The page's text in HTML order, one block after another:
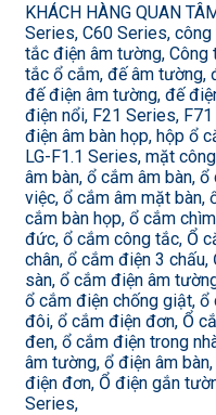
KHÁCH HÀNG QUAN
Series, C60 Series,
tắc điện âm tường, Công
tắc ổ cắm, đế âm tường,
đế điện âm tường, đế
điện nổi, F21 Series,
điện âm bàn họp, hộp ổ
LG-F1.1 Series, mặt
âm bàn, ổ cắm âm bàn,
việc, ổ cắm âm mặt bàn,
cắm bàn họp, ổ cắm
đức, ổ cắm công tắc, Ổ
chân, ổ cắm điện 3
sàn, ổ cắm điện âm
ổ cắm điện chống giật,
đôi, ổ cắm điện đơn, Ổ
đen, ổ cắm điện trong
âm tường, ổ điện âm
điện đơn, Ổ điện gắn
Series,